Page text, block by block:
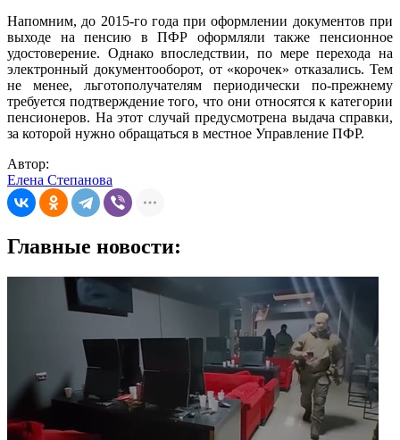
Напомним, до 2015-го года при оформлении документов при
выходе на пенсию в ПФР оформляли также пенсионное
удостоверение. Однако впоследствии, по мере перехода на
электронный документооборот, от «корочек» отказались. Тем
не менее, льготополучателям периодически по-прежнему
требуется подтверждение того, что они относятся к категории
пенсионеров. На этот случай предусмотрена выдача справки,
за которой нужно обращаться в местное Управление ПФР.
Автор:
Елена Степанова
Главные новости: